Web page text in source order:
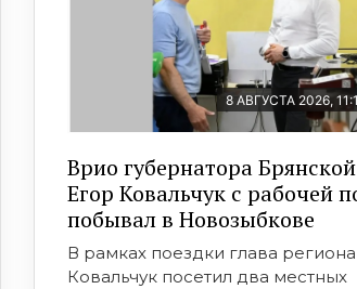
8 АВГУСТА 2026,
Врио губернатора
Егор Ковальчук с рабочей
побывал в Новозыбкове
В рамках поездки глава
Ковальчук посетил два местных